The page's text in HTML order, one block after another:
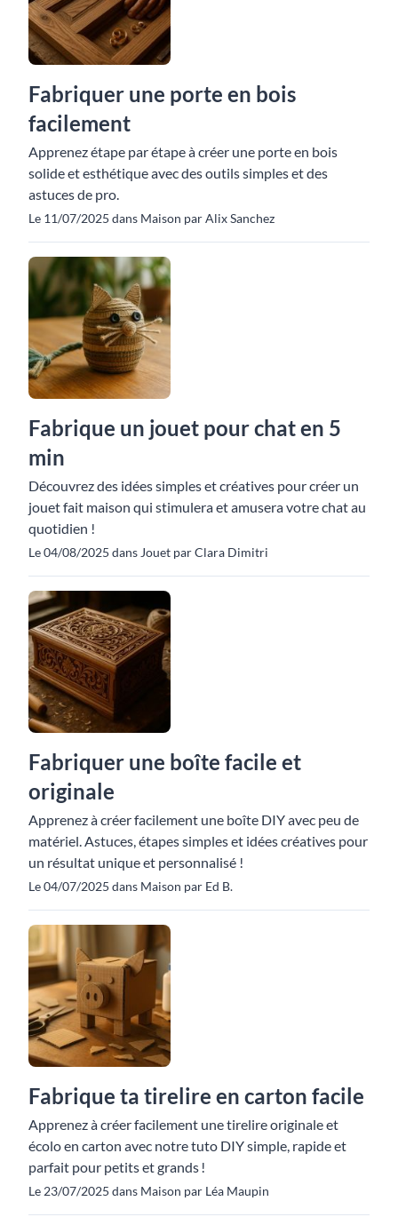
Fabriquer une porte en bois
facilement
Apprenez étape par étape à créer une porte en bois
solide et esthétique avec des outils simples et des
astuces de pro.
Le 11/07/2025 dans Maison par Alix Sanchez
Fabrique un jouet pour chat en 5
min
Découvrez des idées simples et créatives pour créer un
jouet fait maison qui stimulera et amusera votre chat au
quotidien !
Le 04/08/2025 dans Jouet par Clara Dimitri
Fabriquer une boîte facile et
originale
Apprenez à créer facilement une boîte DIY avec peu de
matériel. Astuces, étapes simples et idées créatives pour
un résultat unique et personnalisé !
Le 04/07/2025 dans Maison par Ed B.
Fabrique ta tirelire en carton facile
Apprenez à créer facilement une tirelire originale et
écolo en carton avec notre tuto DIY simple, rapide et
parfait pour petits et grands !
Le 23/07/2025 dans Maison par Léa Maupin